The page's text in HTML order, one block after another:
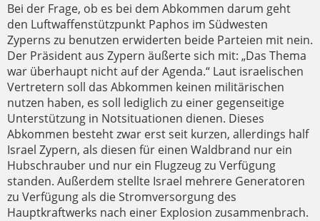
Bei der Frage, ob es bei dem Abkommen darum geht
den Luftwaffenstützpunkt Paphos im Südwesten
Zyperns zu benutzen erwiderten beide Parteien mit nein.
Der Präsident aus Zypern äußerte sich mit: „Das Thema
war überhaupt nicht auf der Agenda.“ Laut israelischen
Vertretern soll das Abkommen keinen militärischen
nutzen haben, es soll lediglich zu einer gegenseitige
Unterstützung in Notsituationen dienen. Dieses
Abkommen besteht zwar erst seit kurzen, allerdings half
Israel Zypern, als diesen für einen Waldbrand nur ein
Hubschrauber und nur ein Flugzeug zu Verfügung
standen. Außerdem stellte Israel mehrere Generatoren
zu Verfügung als die Stromversorgung des
Hauptkraftwerks nach einer Explosion zusammenbrach.